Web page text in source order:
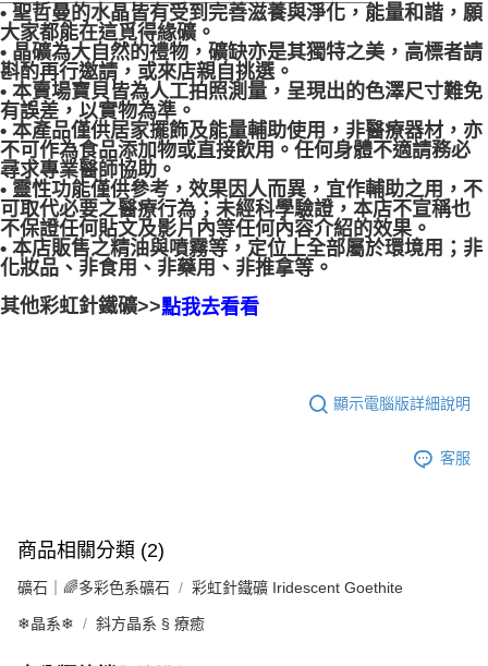
• 聖哲曼的水晶皆有受到完善滋養與淨化，能量和諧，願
大家都能在這覓得緣礦。
• 晶礦為大自然的禮物，礦缺亦是其獨特之美，高標者請
斟酌再行邀請，或來店親自挑選。
• 本賣場寶貝皆為人工拍照測量，呈現出的色澤尺寸難免
有誤差，以實物為準。
• 本產品僅供居家擺飾及能量輔助使用，非醫療器材，亦
不可作為食品添加物或直接飲用。任何身體不適請務必
尋求專業醫師協助。
• 靈性功能僅供參考，效果因人而異，宜作輔助之用，不
可取代必要之醫療行為；未經科學驗證，本店不宣稱也
不保證任何貼文及影片內等任何內容介紹的效果。
• 本店販售之精油與噴霧等，定位上全部屬於環境用；非
化妝品、非食用、非藥用、非推拿等。
其他彩虹針鐵礦>>點我去看看
顯示電腦版詳細說明
客服
商品相關分類 (2)
礦石｜🌈多彩色系礦石 彩虹針鐵礦 Iridescent Goethite
❄晶系❄ 斜方晶系 § 療癒